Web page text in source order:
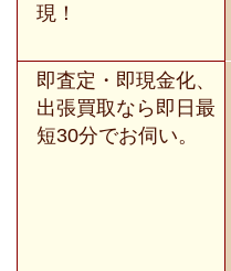
現！
即査定・即現金化、
出張買取なら即日最
短30分でお伺い。